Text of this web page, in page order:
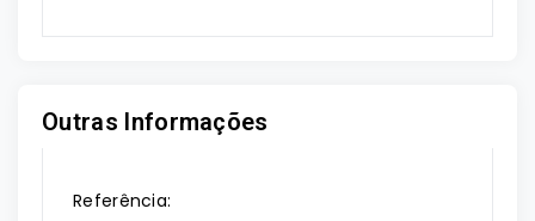
Outras Informações
Referência: